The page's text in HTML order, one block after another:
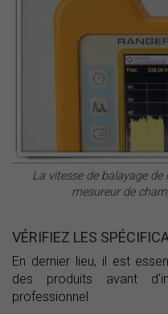
La vitesse de balayage
mesureur de
VÉRIFIEZ LES
En dernier lieu, il est
des produits avant
professionnel.